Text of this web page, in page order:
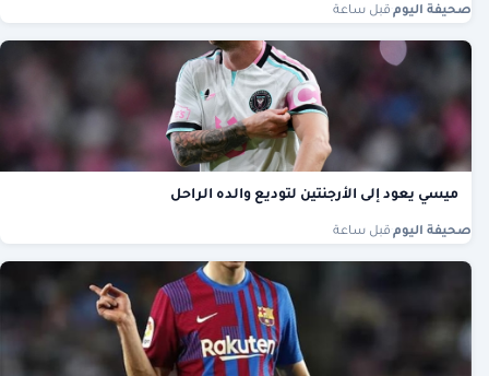
صحيفة اليوم قبل ساعة
ميسي يعود إلى الأرجنتين لتوديع والده الراحل
صحيفة اليوم قبل ساعة